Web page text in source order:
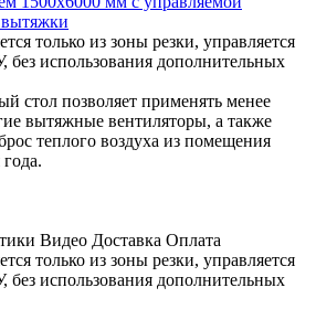
только из зоны резки, управляется
без использования дополнительных
стол позволяет применять менее
вытяжные вентиляторы, а также
теплого воздуха из помещения
Видео Доставка Оплата
только из зоны резки, управляется
без использования дополнительных